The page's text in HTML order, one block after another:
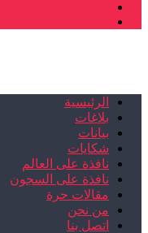
الرئيسية
بلاغات
بيانات
شكايات
نافذة على العالم
نافذة على السجون
مقالات حرة
من نحن
اتصل بنا